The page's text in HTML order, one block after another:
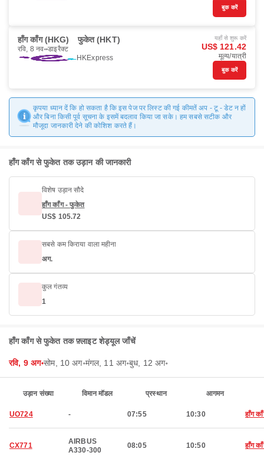
बुक करें
हाँग काँग (HKG) फुकेत (HKT)
रवि, 8 नव॰ डाइरैक्ट
HKExpress
यहाँ से शुरू करें
US$ 121.42
मूल्य/यात्री
बुक करें
कृपया ध्यान दें कि हो सकता है कि इस पेज पर लिस्ट की गई कीमतें अप - टू - डेट न हों
और बिना किसी पूर्व सूचना के इसमें बदलाव किया जा सके। हम सबसे सटीक और
मौजूदा जानकारी देने की कोशिश करते हैं।
हाँग काँग से फुकेत तक उड़ान की जानकारी
विशेष उड़ान सौदे
हाँग काँग - फुकेत
US$ 105.72
सबसे कम किराया वाला महीना
अग.
कुल गंतव्य
1
हाँग काँग से फुकेत तक फ़्लाइट शेड्यूल जाँचें
रवि, 9 अग॰सोम, 10 अग॰मंगल, 11 अग॰बुध, 12 अग॰
उड़ान संख्या विमान मॉडल प्रस्थान आगमन
UO724 - 07:55 10:30 हाँग
CX771
AIRBUS
A330-300
08:05 10:50 हाँग